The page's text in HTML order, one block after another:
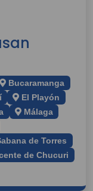
Bucaramanga
El Playón
Málaga
de Torres
de Chucuri